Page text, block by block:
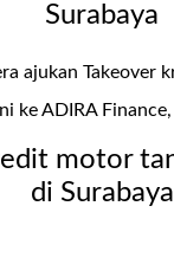
Surabaya
ajukan Takeover
ke ADIRA
motor
di Surabaya